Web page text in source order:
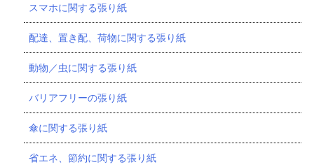
スマホに関する張り紙
配達、置き配、荷物に関する張り紙
動物／虫に関する張り紙
バリアフリーの張り紙
傘に関する張り紙
省エネ、節約に関する張り紙